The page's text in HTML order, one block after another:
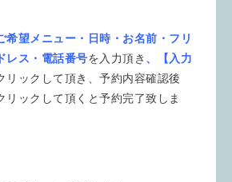
希望メニュー・日時・お名前・フリ
レス・電話番号を入力頂き 、【入力
リックして頂き、予約内容確認後
リックして頂くと予約完了致しま